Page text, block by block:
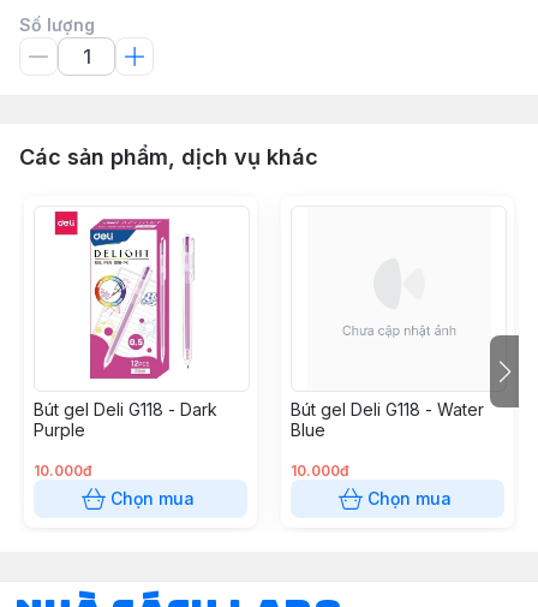
Số lượng
Các sản phẩm, dịch vụ khác
Bút gel Deli G118 - Dark
Purple
10.000đ
Chọn mua
Bút gel Deli G118 - Water
Blue
10.000đ
Chọn mua